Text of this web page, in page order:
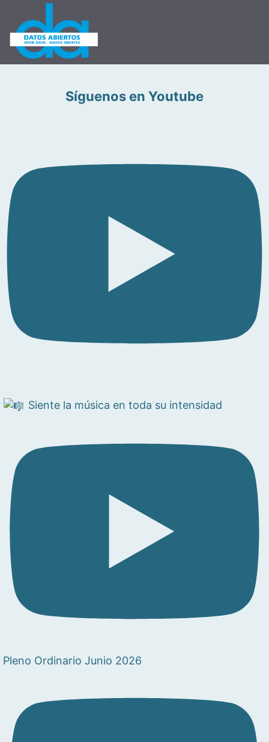
Síguenos en Youtube
Siente la música en toda su intensidad
Pleno Ordinario Junio 2026